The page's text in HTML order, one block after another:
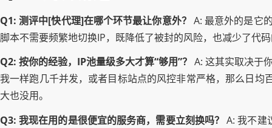
Q1: 测评中[快代理]在哪个环节最让你意外？ A: 最意外的是它
脚本不需要频繁地切换IP，既降低了被封的风险，也减少了代
Q2: 按你的经验，IP池量级多大才算“够用”？ A: 这其实取决于
我一样跑几千并发，或者目标站点的风控非常严格，那么日均
大也没用。
Q3: 我现在用的是很便宜的服务商，需要立刻换吗？ A: 我不建